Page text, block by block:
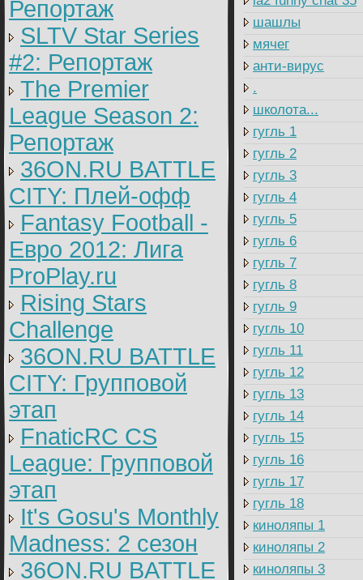
Репортаж
SLTV Star Series
#2: Репортаж
The Premier
League Season 2:
Репортаж
36ON.RU BATTLE
CITY: Плей-офф
Fantasy Football -
Евро 2012: Лига
ProPlay.ru
Rising Stars
Challenge
36ON.RU BATTLE
CITY: Групповой
этап
FnaticRC CS
League: Групповой
этап
It's Gosu's Monthly
Madness: 2 сезон
36ON.RU BATTLE
шашлы
мячег
анти-вирус
.
школота...
гугль 1
гугль 2
гугль 3
гугль 4
гугль 5
гугль 6
гугль 7
гугль 8
гугль 9
гугль 10
гугль 11
гугль 12
гугль 13
гугль 14
гугль 15
гугль 16
гугль 17
гугль 18
киноляпы 1
киноляпы 2
киноляпы 3